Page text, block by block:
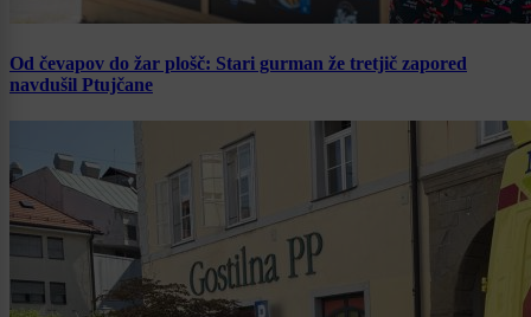
Od čevapov do žar plošč: Stari gurman že tretjič zapored
navdušil Ptujčane